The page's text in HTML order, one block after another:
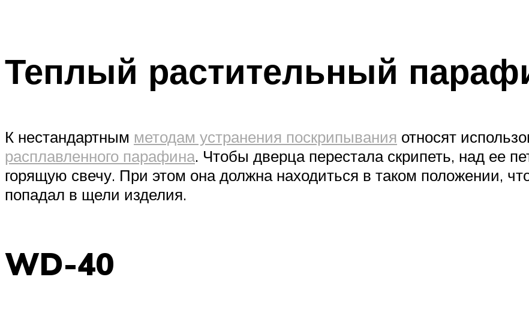
Теплый растительный
К нестандартным методам устранения поскрипывания относят
расплавленного парафина. Чтобы дверца перестала скрипеть, над ее
горящую свечу. При этом она должна находиться в таком положении,
попадал в щели изделия.
WD-40